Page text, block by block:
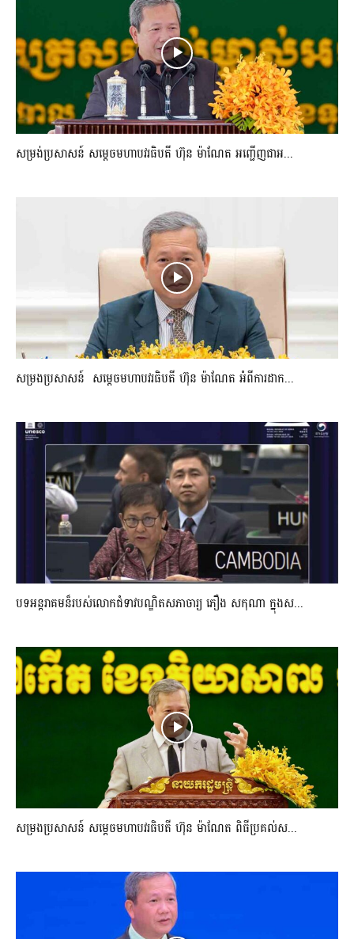
សម្រង់ប្រសាសន៍ សម្ដេចមហាបវរធិបតី ហ៊ុន ម៉ាណែត អញ្ជើញជាអ...
សម្រងប្រសាសន៍ សម្ដេចមហាបវរធិបតី ហ៊ុន ម៉ាណែត អំពីការដាក...
បទអន្តរាគមន៏របស់លោកជំទាវបណ្ឌិតសភាចារ្យ ភឿង សកុណា ក្នុងស...
សម្រងប្រសាសន៍ សម្ដេចមហាបវរធិបតី ហ៊ុន ម៉ាណែត ពិធីប្រគល់ស...